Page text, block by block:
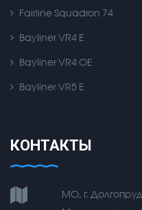
Fairline Squadron 74
Bayliner VR4 E
Bayliner VR4 OE
Bayliner VR5 E
КОНТАКТЫ
МО, г.